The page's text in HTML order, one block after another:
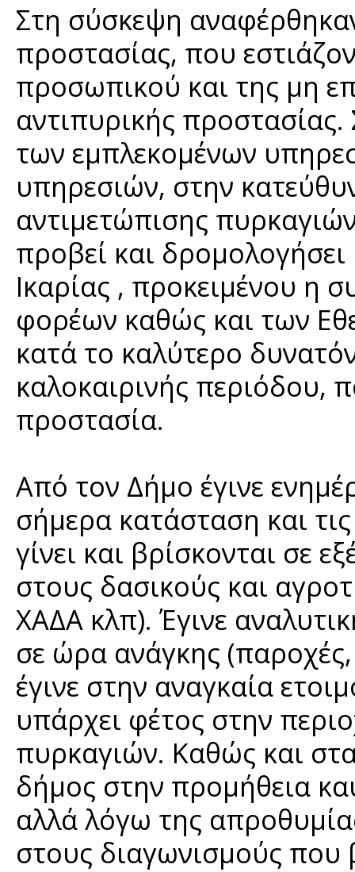
Στη σύσκεψη
προστασίας, που
προσωπικού και της μη
αντιπυρικής προστασίας.
των εμπλεκομένων
υπηρεσιών, στην
αντιμετώπισης
προβεί και
Ικαρίας , προκειμένου η
φορέων καθώς και των
κατά το καλύτερο
καλοκαιρινής περιόδου,
προστασία.
Από τον Δήμο έγινε
σήμερα κατάσταση και
γίνει και βρίσκονται σε
στους δασικούς και
ΧΑΔΑ κλπ). Έγινε
σε ώρα ανάγκης
έγινε στην αναγκαία
υπάρχει φέτος στην
πυρκαγιών. Καθώς και
δήμος στην προμήθεια
αλλά λόγω της
στους διαγωνισμούς που